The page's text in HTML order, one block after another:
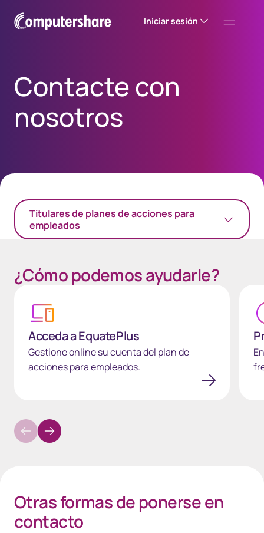
Iniciar sesión
Contacte con
nosotros
Titulares de planes de acciones para
empleados
¿Cómo podemos ayudarle?
Acceda a EquatePlus
Gestione online su cuenta del plan de
acciones para empleados.
Otras formas de ponerse en
contacto